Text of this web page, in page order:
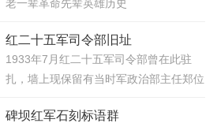
老一辈革命先辈英雄历史
红二十五军司令部旧址
1933年7月红二十五军司令部曾在此驻
扎，墙上现保留有当时军政治部主任郑位
碑坝红军石刻标语群